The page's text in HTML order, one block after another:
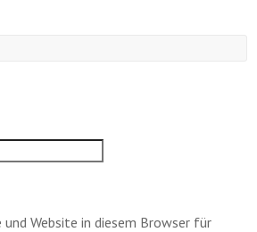
und Website in diesem Browser für